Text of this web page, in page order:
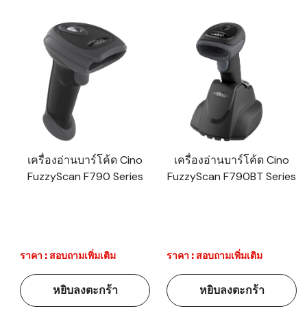
เครื่องอ่านบาร์โค้ด Cino
FuzzyScan F790 Series
ราคา : สอบถามเพิ่มเติม
หยิบลงตะกร้า
เครื่องอ่านบาร์โค้ด Cino
FuzzyScan F790BT Series
ราคา : สอบถามเพิ่มเติม
หยิบลงตะกร้า